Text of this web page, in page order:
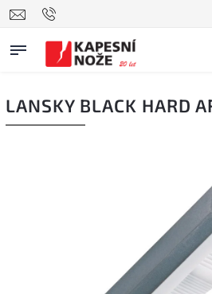
LANSKY BLACK HARD